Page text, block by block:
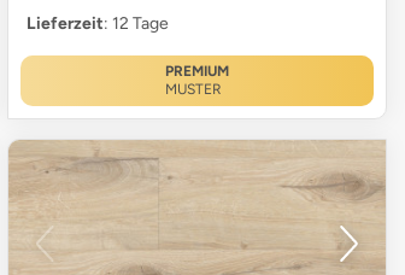
Lieferzeit: 12 Tage
PREMIUM
MUSTER